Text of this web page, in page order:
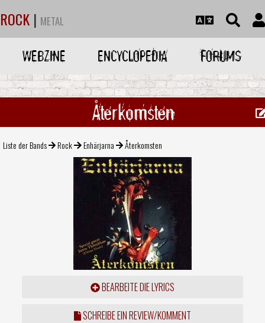
ROCK | METAL
WEBZINE ENCYCLOPEDIA FORUMS
Återkomsten
Liste der Bands Rock Enhärjarna Återkomsten
BEARBEITE DIE LYRICS
SCHREIBE EIN REVIEW/KOMMENT